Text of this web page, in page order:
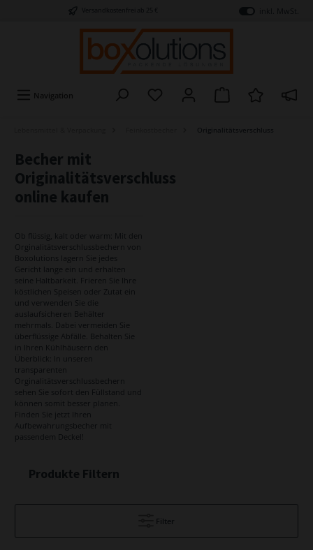
Navigation
Originalitätsverschluss
Becher mit
Originalitätsverschluss
online kaufen
Ob flüssig, kalt oder warm: Mit den
Orginalitätsverschlussbechern von
Boxolutions lagern Sie jedes
Gericht lange ein und erhalten
seine Haltbarkeit. Frieren Sie Ihre
köstlichen Speisen oder Zutat ein
und verwenden Sie die
auslaufsicheren Behälter
mehrmals. Dabei vermeiden Sie
überflüssige Abfälle. Behalten Sie
in Ihren Kühlhäusern den
Überblick: In unseren
transparenten
Orginalitätsverschlussbechern
sehen Sie sofort den Füllstand und
können somit besser planen.
Finden Sie jetzt Ihren
Aufbewahrungsbecher mit
passendem Deckel!
Produkte Filtern
Filter